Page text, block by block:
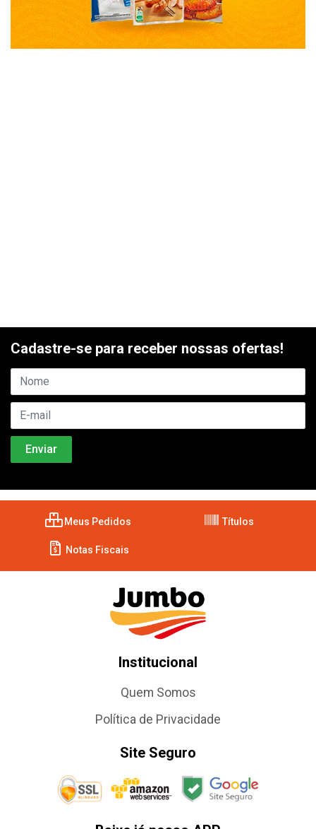
Cadastre-se para receber nossas ofertas!
Meus Pedidos Títulos
Notas Fiscais
Institucional
Quem Somos
Política de Privacidade
Site Seguro